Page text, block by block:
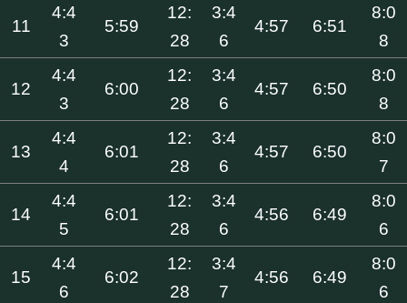
11
4:4
3
5:59
12:
28
3:4
6
4:57 6:51
8:0
8
12
4:4
3
6:00
12:
28
3:4
6
4:57 6:50
8:0
8
13
4:4
4
6:01
12:
28
3:4
6
4:57 6:50
8:0
7
14
4:4
5
6:01
12:
28
3:4
6
4:56 6:49
8:0
6
15
4:4
6
6:02
12:
28
3:4
7
4:56 6:49
8:0
6